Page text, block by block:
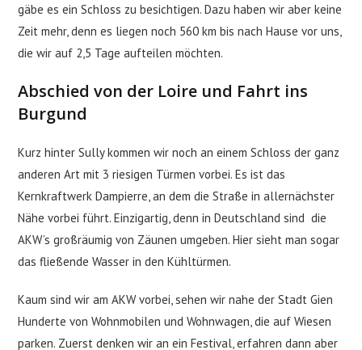
gäbe es ein Schloss zu besichtigen. Dazu haben wir aber keine
Zeit mehr, denn es liegen noch 560 km bis nach Hause vor uns,
die wir auf 2,5 Tage aufteilen möchten.
Abschied von der Loire und Fahrt ins
Burgund
Kurz hinter Sully kommen wir noch an einem Schloss der ganz
anderen Art mit 3 riesigen Türmen vorbei. Es ist das
Kernkraftwerk Dampierre, an dem die Straße in allernächster
Nähe vorbei führt. Einzigartig, denn in Deutschland sind die
AKW’s großräumig von Zäunen umgeben. Hier sieht man sogar
das fließende Wasser in den Kühltürmen.
Kaum sind wir am AKW vorbei, sehen wir nahe der Stadt Gien
Hunderte von Wohnmobilen und Wohnwagen, die auf Wiesen
parken. Zuerst denken wir an ein Festival, erfahren dann aber